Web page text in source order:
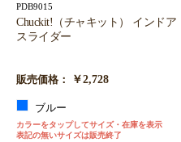
PDB9015
Chuckit!（チャキット） インドア
スライダー
販売価格： ￥2,728
ブルー
カラーをタップしてサイズ・在庫を表示
表記の無いサイズは販売終了